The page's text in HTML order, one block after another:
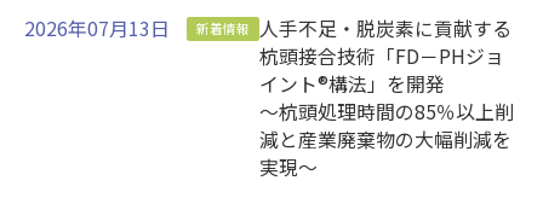
2026年07月13日 新着情報
人手不足・脱炭素に貢献する
杭頭接合技術「FD－PHジョ
イント®構法」を開発
～杭頭処理時間の85％以上削
減と産業廃棄物の大幅削減を
実現～